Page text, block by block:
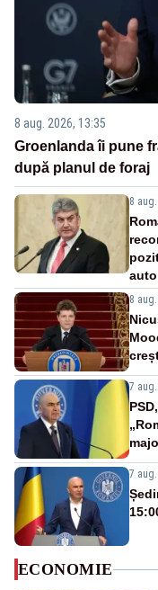
8 aug. 2026, 13:35
Groenlanda îi pune
după planul de foraj
8
8
7
7 aug.
ECONOMIE